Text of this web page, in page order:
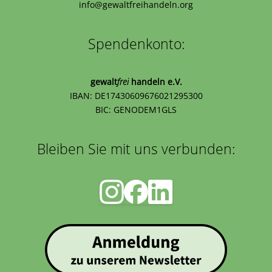
info@gewaltfreihandeln.org
Spendenkonto:
gewaltfreihandeln e.V.
IBAN: DE17430609676021295300
BIC: GENODEM1GLS
Bleiben Sie mit uns verbunden: